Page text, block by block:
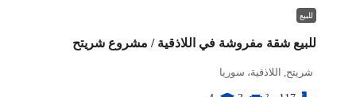
للبيع
للبيع شقة مفروشة في اللاذقية / مشروع شريتح
شريتح, اللاذقية، سوريا